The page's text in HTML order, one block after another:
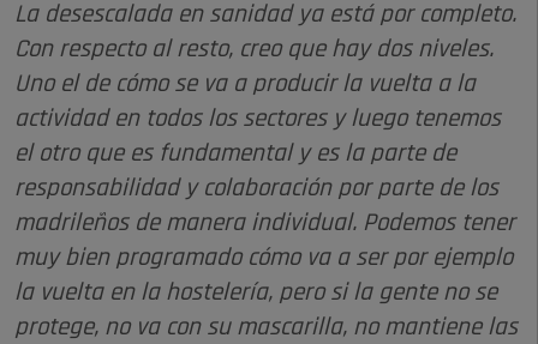
La desescalada en sanidad ya está por completo.
Con respecto al resto, creo que hay dos niveles.
Uno el de cómo se va a producir la vuelta a la
actividad en todos los sectores y luego tenemos
el otro que es fundamental y es la parte de
responsabilidad y colaboración por parte de los
madrileños de manera individual. Podemos tener
muy bien programado cómo va a ser por ejemplo
la vuelta en la hostelería, pero si la gente no se
protege, no va con su mascarilla, no mantiene las